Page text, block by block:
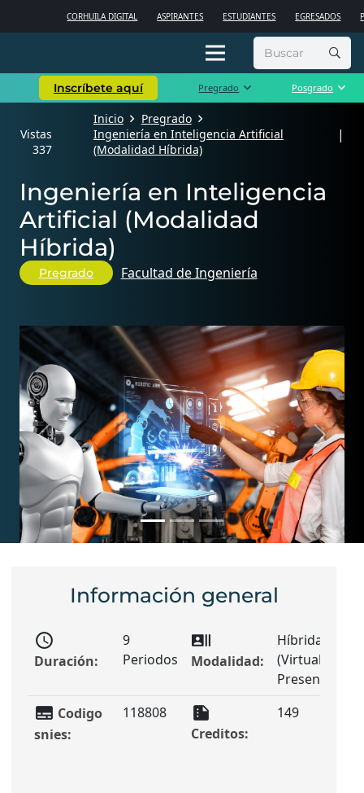
CORHUILA DIGITAL ASPIRANTES ESTUDIANTES EGRESADOS
Buscar:
Inscríbete aquí Pregrado Posgrado
Vistas
337
Inicio
Pregrado
Ingeniería en Inteligencia Artificial
(Modalidad Híbrida)
|
Ingeniería en Inteligencia
Artificial (Modalidad
Híbrida)
Pregrado Facultad de Ingeniería
Previous Next
Información general
schedule
Duración:
9
Periodos
recent_actors
Modalidad:
Híbrida
(Virtual +
Presencial)
subtitles Codigo
snies:
118808 summarize
Creditos:
149